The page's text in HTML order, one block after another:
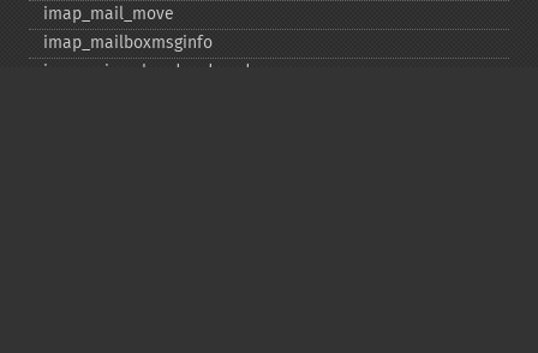
imap_​mail_​move
imap_​mailboxmsginfo
imap_​mime_​header_​decode